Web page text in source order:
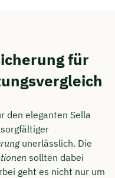
für
den eleganten Sella
unerlässlich. Die
sollten dabei
geht es nicht nur um